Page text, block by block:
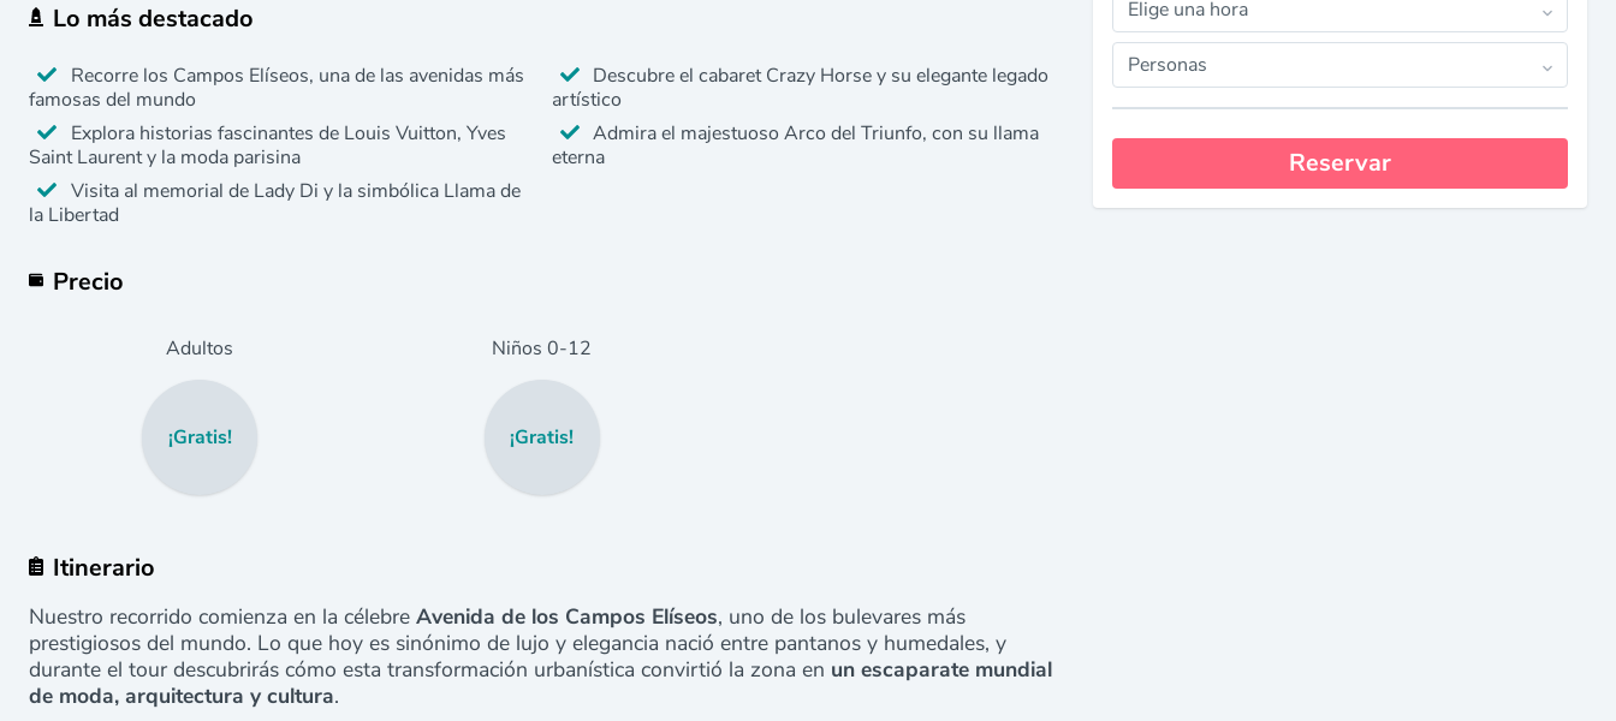
Lo más destacado
Recorre los Campos Elíseos, una de las avenidas más
famosas del mundo
Explora historias fascinantes de Louis Vuitton, Yves
Saint Laurent y la moda parisina
Visita al memorial de Lady Di y la simbólica Llama de
la Libertad
Descubre el cabaret Crazy Horse y su elegante legado
artístico
Admira el majestuoso Arco del Triunfo, con su llama
eterna
Precio
Adultos
¡Gratis!
Niños 0-12
¡Gratis!
Itinerario
Nuestro recorrido comienza en la célebre Avenida de los Campos Elíseos, uno de los bulevares más
prestigiosos del mundo. Lo que hoy es sinónimo de lujo y elegancia nació entre pantanos y humedales, y
durante el tour descubrirás cómo esta transformación urbanística convirtió la zona en un escaparate mundial
de moda, arquitectura y cultura.
Elige una hora
Personas
Reservar